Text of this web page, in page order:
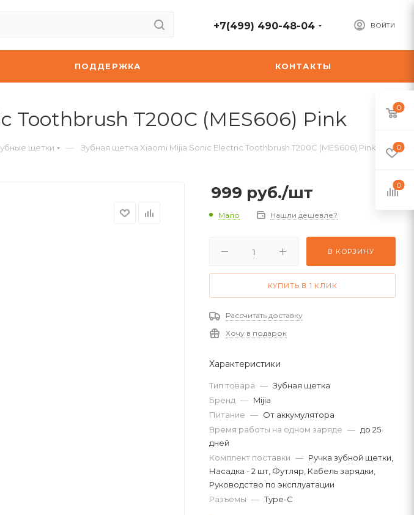
ВОЙТИ
+7(499) 490-48-04
ПОДДЕРЖКА КОНТАКТЫ
Toothbrush T200C (MES606) Pink
щетки — Зубная щетка Xiaomi Mijia Sonic Electric Toothbrush T200C (MES606) Pink
999 руб./шт
Мало Нашли дешевле?
В КОРЗИНУ
КУПИТЬ В 1 КЛИК
Рассчитать доставку
Хочу в подарок
Характеристики
Тип товара — Зубная щетка
Бренд — Mijia
Питание — От аккумулятора
Время работы на одном заряде — до 25
дней
Комплект поставки — Ручка зубной щетки,
Насадка - 2 шт, Футляр, Кабель зарядки,
Руководство по эксплуатации
Разъемы — Type-C
0
0
0